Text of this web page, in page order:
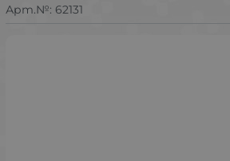
Арт.№: 62131